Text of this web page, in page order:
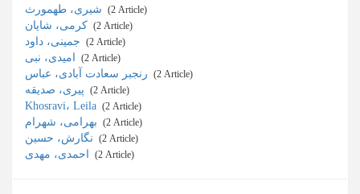
‎ (2 Article)
‎ (2 Article)
‎ (2 Article)
‎ (2 Article)
‎ (2 Article)
‎ (2 Article)
Khosravi، Leila ‎ (2 Article)
‎ (2 Article)
‎ (2 Article)
‎ (2 Article)